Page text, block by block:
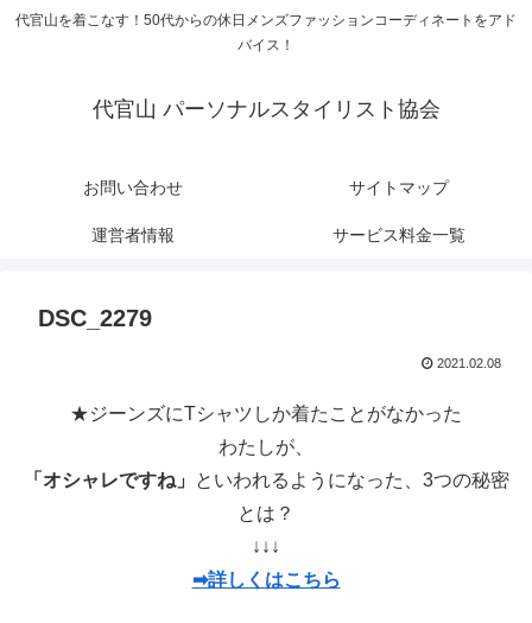
代官山を着こなす！50代からの休日メンズファッションコーディネートをアド
バイス！
代官山 パーソナルスタイリスト協会
お問い合わせ サイトマップ
運営者情報 サービス料金一覧
DSC_2279
2021.02.08
★ジーンズにTシャツしか着たことがなかった
わたしが、
「オシャレですね」
といわれるようになった、3つの秘密
とは？
↓↓↓
➡詳しくはこちら